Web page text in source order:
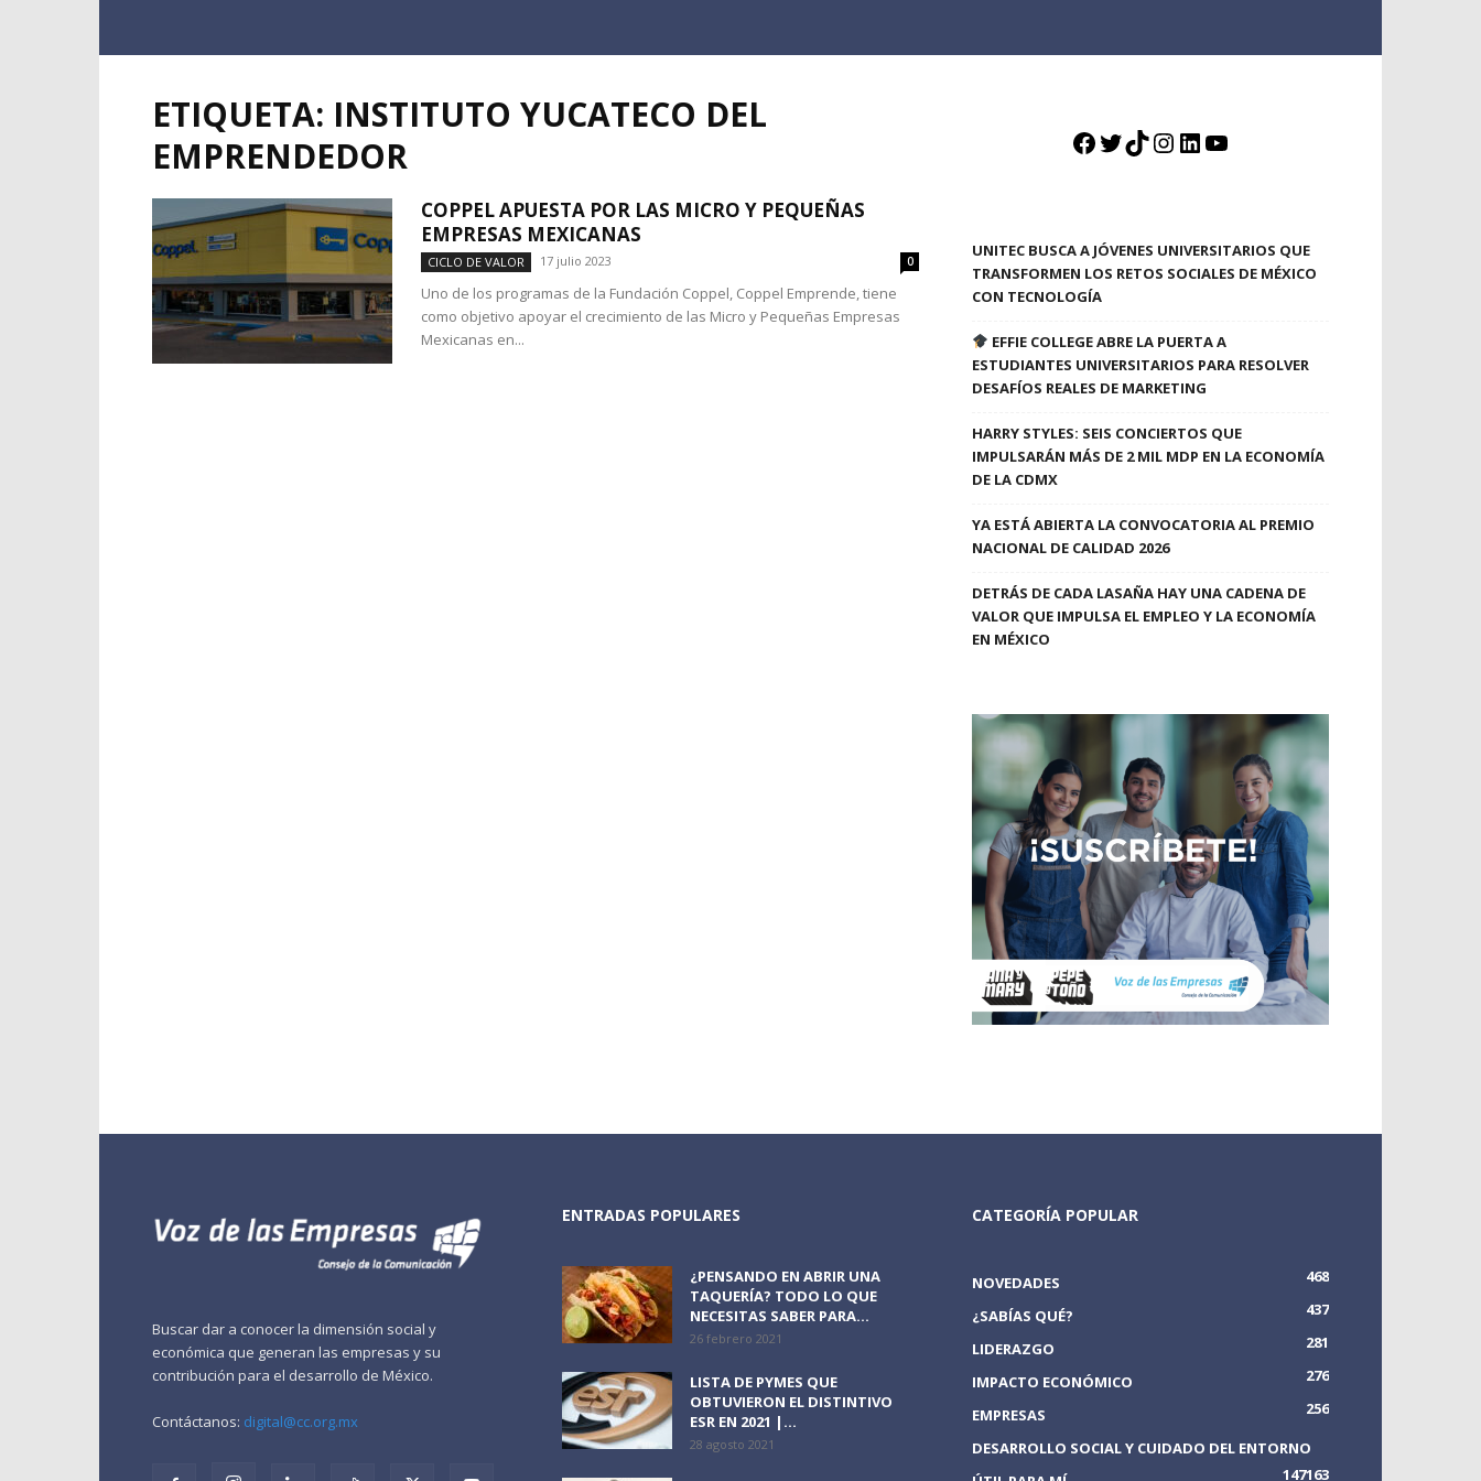
ETIQUETA: INSTITUTO YUCATECO DEL
EMPRENDEDOR
COPPEL APUESTA POR LAS MICRO Y PEQUEÑAS
EMPRESAS MEXICANAS
CICLO DE VALOR 17 julio 2023 0
Uno de los programas de la Fundación Coppel, Coppel Emprende, tiene
como objetivo apoyar el crecimiento de las Micro y Pequeñas Empresas
Mexicanas en...
Facebook
Twitter
TikTok
Instagram
LinkedIn
YouTube
UNITEC BUSCA A JÓVENES UNIVERSITARIOS QUE
TRANSFORMEN LOS RETOS SOCIALES DE MÉXICO
CON TECNOLOGÍA
EFFIE COLLEGE ABRE LA PUERTA A
ESTUDIANTES UNIVERSITARIOS PARA RESOLVER
DESAFÍOS REALES DE MARKETING
HARRY STYLES: SEIS CONCIERTOS QUE
IMPULSARÁN MÁS DE 2 MIL MDP EN LA ECONOMÍA
DE LA CDMX
YA ESTÁ ABIERTA LA CONVOCATORIA AL PREMIO
NACIONAL DE CALIDAD 2026
DETRÁS DE CADA LASAÑA HAY UNA CADENA DE
VALOR QUE IMPULSA EL EMPLEO Y LA ECONOMÍA
EN MÉXICO
Buscar dar a conocer la dimensión social y
económica que generan las empresas y su
contribución para el desarrollo de México.
Contáctanos: digital@cc.org.mx
ENTRADAS POPULARES
¿PENSANDO EN ABRIR UNA
TAQUERÍA? TODO LO QUE
NECESITAS SABER PARA...
26 febrero 2021
LISTA DE PYMES QUE
OBTUVIERON EL DISTINTIVO
ESR EN 2021 |...
28 agosto 2021
CATEGORÍA POPULAR
NOVEDADES
468
¿SABÍAS QUÉ?
437
LIDERAZGO
281
IMPACTO ECONÓMICO
276
EMPRESAS
256
DESARROLLO SOCIAL Y CUIDADO DEL ENTORNO
163
147